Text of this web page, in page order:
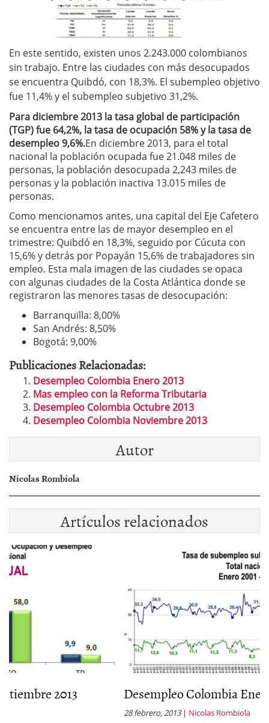
En este sentido, existen unos 2.243.000 colombianos
sin trabajo. Entre las ciudades con más desocupados
se encuentra Quibdó, con 18,3%. El subempleo objetivo
fue 11,4% y el subempleo subjetivo 31,2%.
Para diciembre 2013 la tasa global de participación
(TGP) fue 64,2%, la tasa de ocupación 58% y la tasa de
desempleo 9,6%.En diciembre 2013, para el total
nacional la población ocupada fue 21.048 miles de
personas, la población desocupada 2,243 miles de
personas y la población inactiva 13.015 miles de
personas.
Como mencionamos antes, una capital del Eje Cafetero
se encuentra entre las de mayor desempleo en el
trimestre: Quibdó en 18,3%, seguido por Cúcuta con
15,6% y detrás por Popayán 15,6% de trabajadores sin
empleo. Esta mala imagen de las ciudades se opaca
con algunas ciudades de la Costa Atlántica donde se
registraron las menores tasas de desocupación:
Barranquilla: 8,00%
San Andrés: 8,50%
Bogotá: 9,00%
Publicaciones Relacionadas:
Desempleo Colombia Enero 2013
Mas empleo con la Reforma Tributaria
Desempleo Colombia Octubre 2013
Desempleo Colombia Noviembre 2013
Autor
Nicolas Rombiola
Artículos relacionados
Desempleo Colombia Enero 2013
Nicolas Rombiola